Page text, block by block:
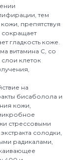
тем
препятствуя
гладкость коже.
витамина С, со
клеток
на
бисаболола и
кожи,
стрессовыми
солодки,
радикалами,